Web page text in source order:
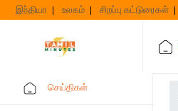
Skip
to
இந்தியா உலகம் சிறப்பு கட்டுரைகள்
செய்திகள்